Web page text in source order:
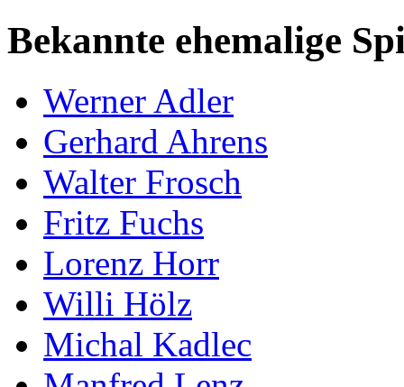
Bekannte ehemalige
Werner Adler
Gerhard Ahrens
Walter Frosch
Fritz Fuchs
Lorenz Horr
Willi Hölz
Michal Kadlec